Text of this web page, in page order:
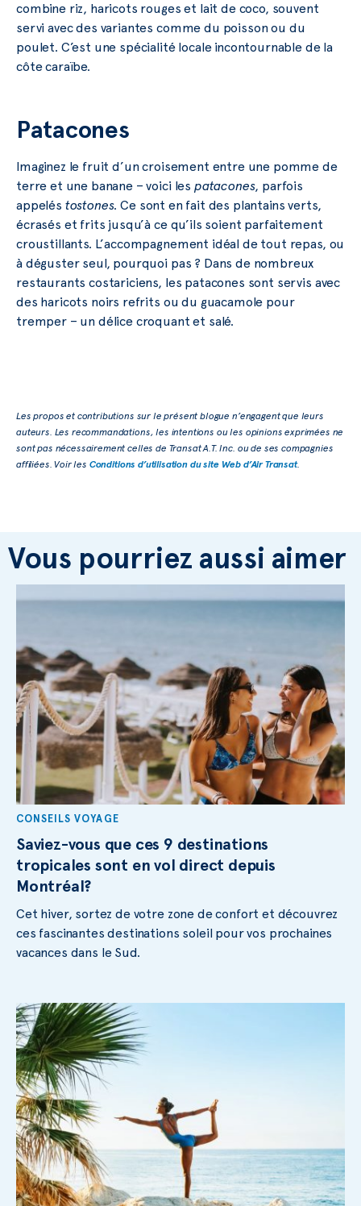
combine riz, haricots rouges et lait de coco, souvent
servi avec des variantes comme du poisson ou du
poulet. C’est une spécialité locale incontournable de la
côte caraïbe.
Patacones
Imaginez le fruit d’un croisement entre une pomme de
terre et une banane – voici les patacones, parfois
appelés tostones. Ce sont en fait des plantains verts,
écrasés et frits jusqu’à ce qu’ils soient parfaitement
croustillants. L’accompagnement idéal de tout repas, ou
à déguster seul, pourquoi pas ? Dans de nombreux
restaurants costariciens, les patacones sont servis avec
des haricots noirs refrits ou du guacamole pour
tremper – un délice croquant et salé.
Les propos et contributions sur le présent blogue n’engagent que leurs
auteurs. Les recommandations, les intentions ou les opinions exprimées ne
sont pas nécessairement celles de Transat A.T. Inc. ou de ses compagnies
affiliées. Voir les Conditions d’utilisation du site Web d’Air Transat.
Vous pourriez aussi aimer
CONSEILS VOYAGE
Saviez-vous que ces 9 destinations
tropicales sont en vol direct depuis
Montréal?
Cet hiver, sortez de votre zone de confort et découvrez
ces fascinantes destinations soleil pour vos prochaines
vacances dans le Sud.